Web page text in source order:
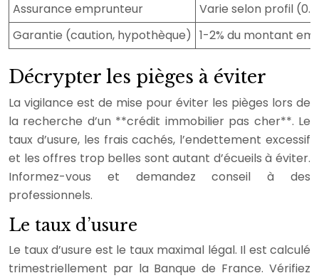
Assurance emprunteur
Varie selon profil
Garantie (caution, hypothèque) 1-2% du montant
Décrypter les pièges à éviter
La vigilance est de mise pour éviter les pièges lors de
la recherche d’un **crédit immobilier pas cher**. Le
taux d’usure, les frais cachés, l’endettement excessif
et les offres trop belles sont autant d’écueils à éviter.
Informez-vous et demandez conseil à des
professionnels.
Le taux d’usure
Le taux d’usure est le taux maximal légal. Il est calculé
trimestriellement par la Banque de France. Vérifiez